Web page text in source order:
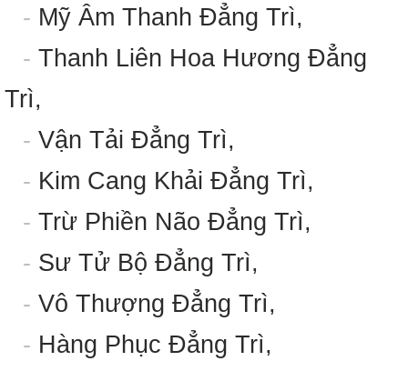
- Mỹ Âm Thanh Đẳng Trì,
- Thanh Liên Hoa Hương Đẳng
Trì,
- Vận Tải Đẳng Trì,
- Kim Cang Khải Đẳng Trì,
- Trừ Phiền Não Đẳng Trì,
- Sư Tử Bộ Đẳng Trì,
- Vô Thượng Đẳng Trì,
- Hàng Phục Đẳng Trì,